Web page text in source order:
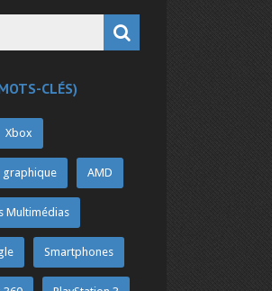
CLÉS)
Xbox
graphique AMD
Multimédias
Smartphones